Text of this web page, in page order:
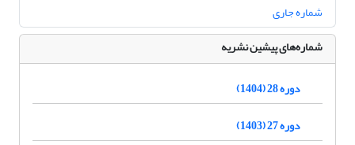
شماره جاری
شماره‌های پیشین نشریه
دوره 28 (1404)
دوره 27 (1403)